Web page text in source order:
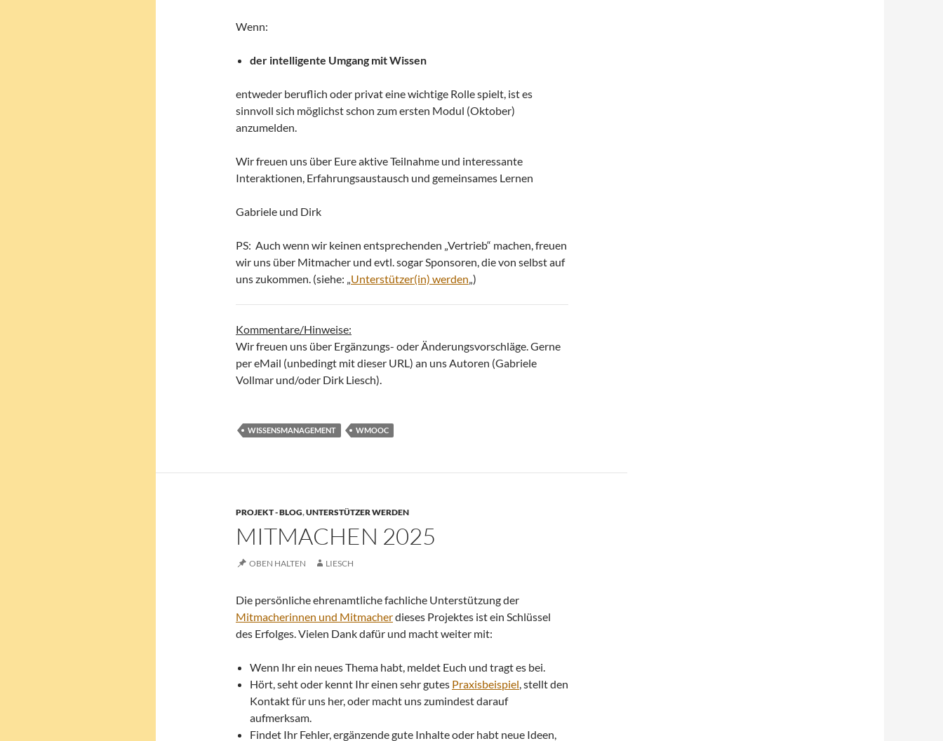
Wenn:
der intelligente Umgang mit Wissen
entweder beruflich oder privat eine wichtige Rolle spielt, ist es
sinnvoll sich möglichst schon zum ersten Modul (Oktober)
anzumelden.
Wir freuen uns über Eure aktive Teilnahme und interessante
Interaktionen, Erfahrungsaustausch und gemeinsames Lernen
Gabriele und Dirk
PS: Auch wenn wir keinen entsprechenden „Vertrieb“ machen, freuen
wir uns über Mitmacher und evtl. sogar Sponsoren, die von selbst auf
uns zukommen. (siehe: „Unterstützer(in) werden„)
Kommentare/Hinweise:
Wir freuen uns über Ergänzungs- oder Änderungsvorschläge. Gerne
per eMail (unbedingt mit dieser URL) an uns Autoren (Gabriele
Vollmar und/oder Dirk Liesch).
WISSENSMANAGEMENT WMOOC
PROJEKT - BLOG,UNTERSTÜTZER WERDEN
MITMACHEN 2025
OBEN HALTEN LIESCH
Die persönliche ehrenamtliche fachliche Unterstützung der
Mitmacherinnen und Mitmacherdieses Projektes ist ein Schlüssel
des Erfolges. Vielen Dank dafür und macht weiter mit:
Wenn Ihr ein neues Thema habt, meldet Euch und tragt es bei.
Hört, seht oder kennt Ihr einen sehr gutes Praxisbeispiel, stellt den
Kontakt für uns her, oder macht uns zumindest darauf
aufmerksam.
Findet Ihr Fehler, ergänzende gute Inhalte oder habt neue Ideen,